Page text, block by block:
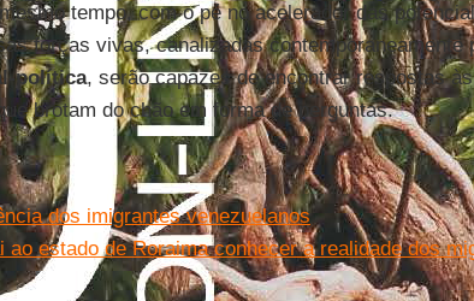
tempo, com o pé no acelerador das
forças vivas, canalizadas contemporaneamente
política, serão capazes de encontrar respostas às
brotam do chão em forma de perguntas.
dos imigrantes venezuelanos
ao estado de Roraima conhecer a realidade dos